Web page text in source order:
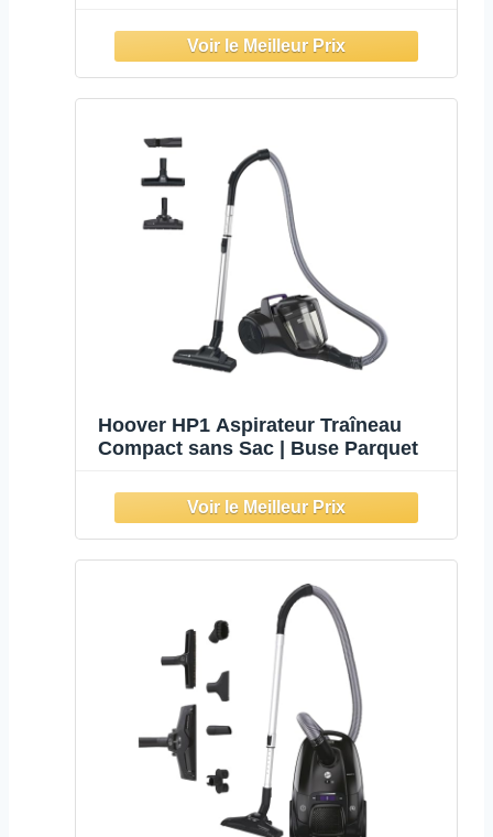
Capacité XL 3,5L, Brosses Sols
Durs-Tapis & Spéciale Parquet, Filtre
EPA Lavable, Accessoires, TXL70HM
Hoover HP1 Aspirateur Traîneau
Compact sans Sac | Buse Parquet